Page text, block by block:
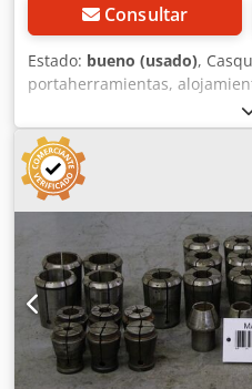
Consultar
Estado: bueno (usado),
portaherramientas,
soporte para herramientas,
herramienta de fresado,
21 casquillos de sujeción
Diferentes tamaños: de 3 a 25
completo -Peso: 4,5 kg